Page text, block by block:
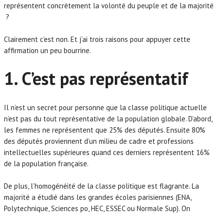
représentent concrètement la volonté du peuple et de la majorité
?
Clairement c’est non. Et j’ai trois raisons pour appuyer cette
affirmation un peu bourrine.
1. C’est pas représentatif
Il n’est un secret pour personne que la classe politique actuelle
n’est pas du tout représentative de la population globale. D’abord,
les femmes ne représentent que 25% des députés. Ensuite 80%
des députés proviennent d’un milieu de cadre et professions
intellectuelles supérieures quand ces derniers représentent 16%
de la population française.
De plus, l’homogénéité de la classe politique est flagrante. La
majorité a étudié dans les grandes écoles parisiennes (ENA,
Polytechnique, Sciences po, HEC, ESSEC ou Normale Sup). On